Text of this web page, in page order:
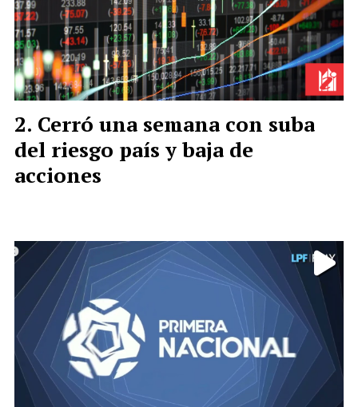
Cerró una semana con suba
del riesgo país y baja de
acciones